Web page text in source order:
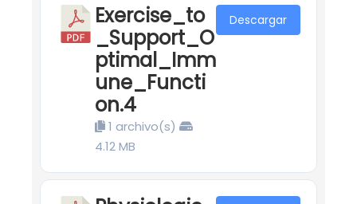
Exercise_to
_Support_O
ptimal_Imm
une_Functi
on.4
1 archivo(s)
4.12 MB
Descargar